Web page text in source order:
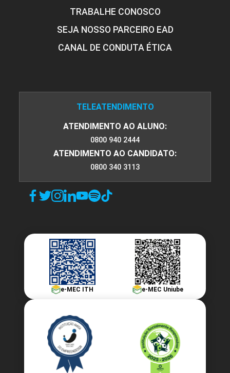
ENTOMOLOGIA
96
240
ESTRUTURA E CONJUNTURA DA
AGRONOMIA NO BRASIL E NO MUNDO
TRABALHE CONOSCO
SEJA NOSSO PARCEIRO EAD
CANAL DE CONDUTA ÉTICA
TELEATENDIMENTO
ATENDIMENTO AO ALUNO:
0800 940 2444
ATENDIMENTO AO CANDIDATO:
0800 340 3113
e-MEC ITH e-MEC Uniube